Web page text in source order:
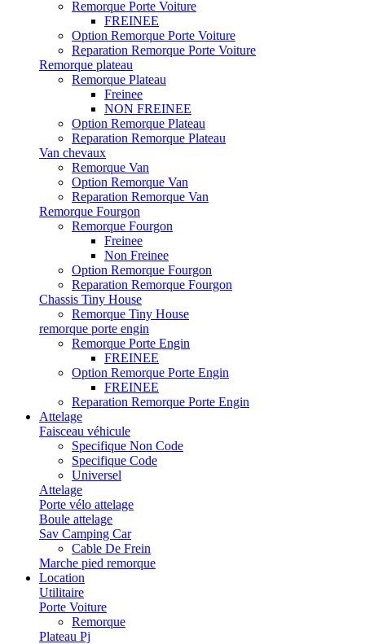
Remorque Porte Voiture
FREINEE
Option Remorque Porte Voiture
Reparation Remorque Porte Voiture
Remorque plateau
Remorque Plateau
Freinee
NON FREINEE
Option Remorque Plateau
Reparation Remorque Plateau
Van chevaux
Remorque Van
Option Remorque Van
Reparation Remorque Van
Remorque Fourgon
Remorque Fourgon
Freinee
Non Freinee
Option Remorque Fourgon
Reparation Remorque Fourgon
Chassis Tiny House
Remorque Tiny House
remorque porte engin
Remorque Porte Engin
FREINEE
Option Remorque Porte Engin
FREINEE
Reparation Remorque Porte Engin
Attelage
Faisceau véhicule
Specifique Non Code
Specifique Code
Universel
Attelage
Porte vélo attelage
Boule attelage
Sav Camping Car
Cable De Frein
Marche pied remorque
Location
Utilitaire
Porte Voiture
Remorque
Plateau Pj